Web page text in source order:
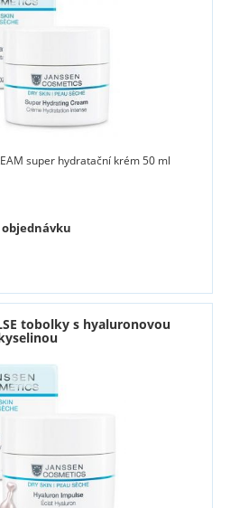
super hydratační krém 50 ml
objednávku
tobolky s hyaluronovou